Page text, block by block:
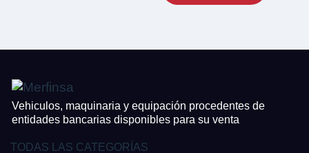
Vehiculos, maquinaria y equipación procedentes de
entidades bancarias disponibles para su venta
TODAS LAS CATEGORÍAS
Acepto la Política de Privacidad y las Condiciones de Uso.
continuación confirma que estás de acuerdo con ambas.